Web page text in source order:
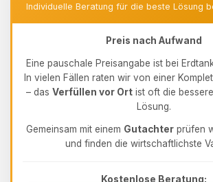
Individuelle Beratung für die beste Lösung
Preis nach Aufwand
Eine pauschale Preisangabe ist bei
In vielen Fällen raten wir von einer
– das Verfüllen vor Ort ist oft die
Lösung.
Gemeinsam mit einem Gutachter prüfen
und finden die wirtschaftlichste
Kostenlose Beratung: